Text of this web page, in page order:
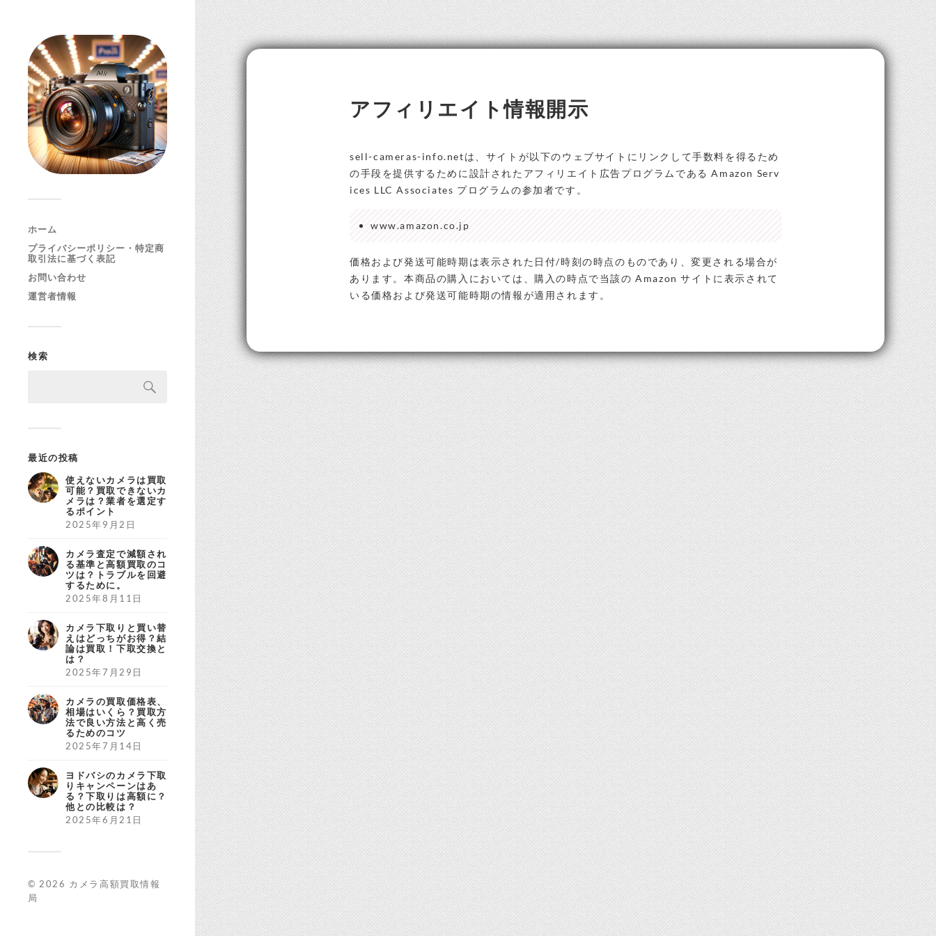
ホーム
プライバシーポリシー・特定商
取引法に基づく表記
お問い合わせ
運営者情報
検索
最近の投稿
使えないカメラは買取
可能？買取できないカ
メラは？業者を選定す
るポイント
2025年9月2日
カメラ査定で減額され
る基準と高額買取のコ
ツは？トラブルを回避
するために。
2025年8月11日
カメラ下取りと買い替
えはどっちがお得？結
論は買取！下取交換と
は？
2025年7月29日
カメラの買取価格表、
相場はいくら？買取方
法で良い方法と高く売
るためのコツ
2025年7月14日
ヨドバシのカメラ下取
りキャンペーンはあ
る？下取りは高額に？
他との比較は？
2025年6月21日
© 2026 カメラ高額買取情報
局
アフィリエイト情報開示
sell-cameras-info.netは、サイトが以下のウェブサイトにリンクして手数料を得るため
の手段を提供するために設計されたアフィリエイト広告プログラムである Amazon Serv
ices LLC Associates プログラムの参加者です。
www.amazon.co.jp
価格および発送可能時期は表示された日付/時刻の時点のものであり、変更される場合が
あります。本商品の購入においては、購入の時点で当該の Amazon サイトに表示されて
いる価格および発送可能時期の情報が適用されます。